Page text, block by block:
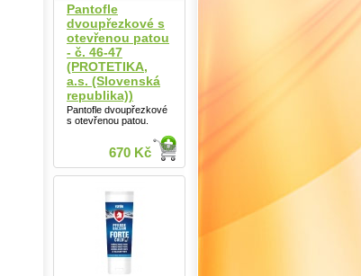
Pantofle
dvoupřezkové s
otevřenou patou
- č. 46-47
(PROTETIKA,
a.s. (Slovenská
republika))
Pantofle dvoupřezkové
s otevřenou patou.
670 Kč